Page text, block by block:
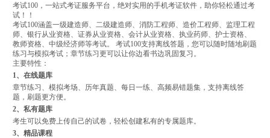
考试100，一站式考证服务平台，绝对实用的手机考证软件，助你轻松通过考
试！！
考试100涵盖一级建造师、二级建造师、消防工程师、造价工程师、监理工程
师、银行从业资格、证券从业资格、会计从业资格、执业药师、护士资格、
教师资格、中级经济师等考试。 考试100支持离线答题，您可以随时随地刷题
练习与模拟考试；章节练习更可以让你边看书边巩固复习。
主要特性：
1、在线题库
章节练习、模拟考场、历年真题、每日一练、高频易错题集，支持离线答
题，刷题更方便。
2、私有题库
考生可以免费上传自己的试卷，轻松创建私有的专属题库。
3、精品课程